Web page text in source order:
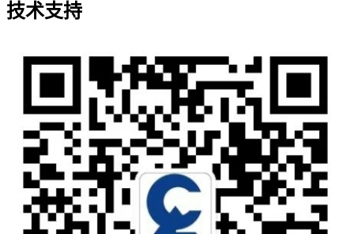
技术支持